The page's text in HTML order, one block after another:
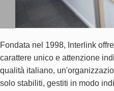
Fondata nel 1998, Interlink
carattere unico e attenzione
qualità italiano,
solo stabiliti, gestiti in modo